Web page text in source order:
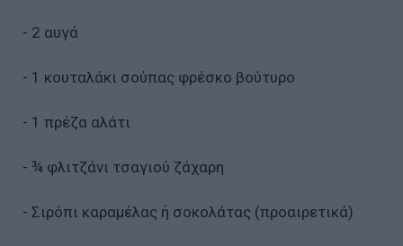
- 2 αυγά
- 1 κουταλάκι σούπας φρέσκο βούτυρο
- 1 πρέζα αλάτι
- ¾ φλιτζάνι τσαγιού ζάχαρη
- Σιρόπι καραμέλας ή σοκολάτας (προαιρετικά)